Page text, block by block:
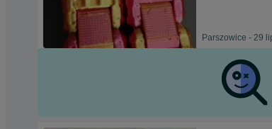
Parszowice - 29